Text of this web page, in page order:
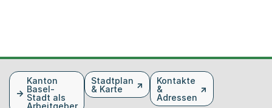
FusszeileKanton
Basel-
Stadt als
Arbeitgeber
Stadtplan
& Karte
Kontakte
&
Adressen